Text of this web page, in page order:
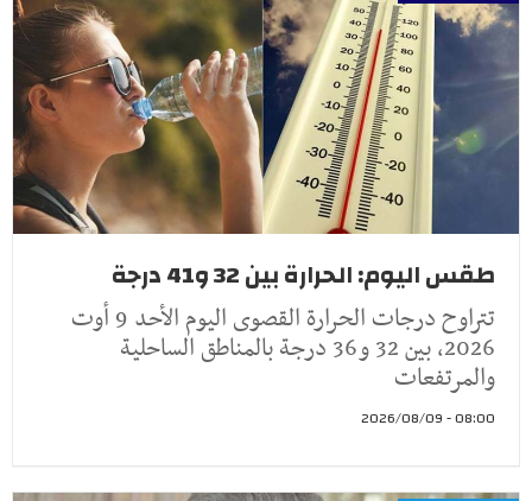
طقس اليوم: الحرارة بين 32 و41 درجة
تتراوح درجات الحرارة القصوى اليوم الأحد 9 أوت
2026، بين 32 و36 درجة بالمناطق الساحلية
والمرتفعات
08:00 - 2026/08/09